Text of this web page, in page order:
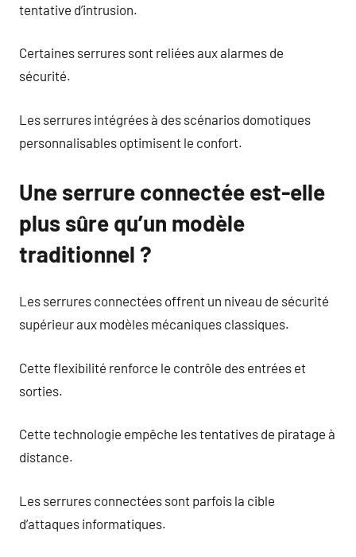
tentative d’intrusion.
Certaines serrures sont reliées aux alarmes de
sécurité.
Les serrures intégrées à des scénarios domotiques
personnalisables optimisent le confort.
Une serrure connectée est-elle
plus sûre qu’un modèle
traditionnel ?
Les serrures connectées offrent un niveau de sécurité
supérieur aux modèles mécaniques classiques.
Cette flexibilité renforce le contrôle des entrées et
sorties.
Cette technologie empêche les tentatives de piratage à
distance.
Les serrures connectées sont parfois la cible
d’attaques informatiques.